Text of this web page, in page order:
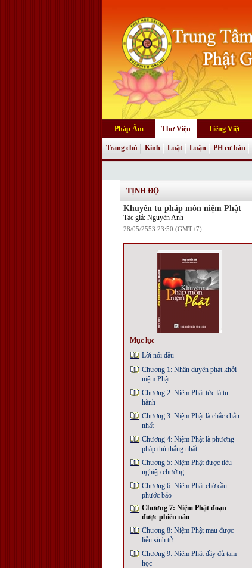
Pháp Âm Thư Viện Tiếng Việt
Trang chủ Kinh Luật Luận PH cơ bản
TỊNH ĐỘ
Khuyên tu pháp môn niệm Phật
Tác giả: Nguyên Anh
28/05/2553 23:50 (GMT+7)
Mục lục
Lời nói đầu
Chương 1: Nhân duyên phát khởi
niệm Phật
Chương 2: Niệm Phật tức là tu
hành
Chương 3: Niệm Phật là chắc chắn
nhất
Chương 4: Niệm Phật là phương
pháp thù thắng nhất
Chương 5: Niệm Phật được tiêu
nghiệp chướng
Chương 6: Niệm Phật chớ cầu
phước báo
Chương 7: Niệm Phật đoạn
được phiền não
Chương 8: Niệm Phật mau được
liễu sinh tử
Chương 9: Niệm Phật đầy đủ tam
học